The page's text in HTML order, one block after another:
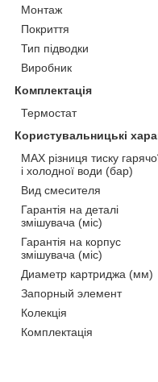
Монтаж
Покриття
Тип підводки
Виробник
Комплектація
Термостат
Користувальницькі
MAX різниця тиску
і холодної води (бар)
Вид смесителя
Гарантія на деталі
змішувача (міс)
Гарантія на корпус
змішувача (міс)
Диаметр картриджа (мм)
Запорный элемент
Колекція
Комплектація